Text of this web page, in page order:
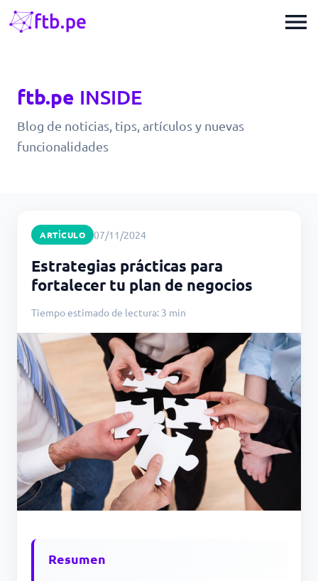
menu
ftb.pe INSIDE
Blog de noticias, tips, artículos y nuevas
funcionalidades
ARTÍCULO 07/11/2024
Estrategias prácticas para
fortalecer tu plan de negocios
Tiempo estimado de lectura: 3 min
Resumen